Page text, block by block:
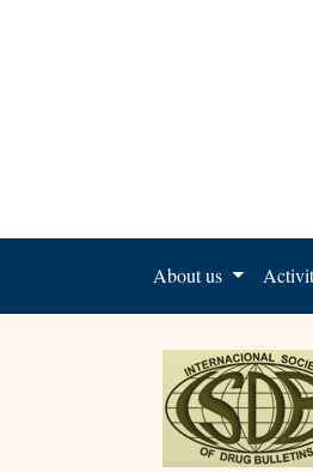
About us